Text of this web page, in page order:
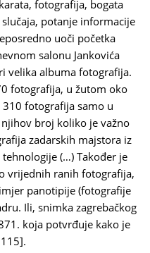
fotografija, bogata
potanje informacije
uoči početka
salonu Jankovića
velika albuma fotografija.
fotografija, u žutom oko
fotografija samo u
broj koliko je važno
zadarskih majstora iz
(…) Također je
vrijednih ranih fotografija,
panotipije (fotografije
Ili, snimka zagrebačkog
koja potvrđuje kako je